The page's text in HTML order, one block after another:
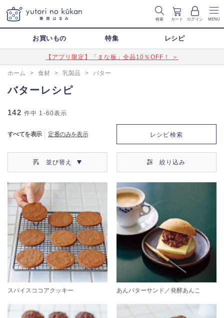
検索 カート ログイン MENU
お買いもの 特集 レシピ
【アプリ限定】「まな板」全品10％OFF！ ＞
ホーム > 食材 > 乳製品 > バター
バターレシピ
142 件中 1-60表示
すべてを表示 定番のみを表示 レシピ検索
並び替え 絞り込み
スパイスココアクッキー あんバターサンド／発酵あんこ